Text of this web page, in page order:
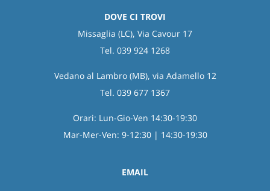
DOVE CI TROVI
Missaglia (LC), Via Cavour 17
Tel. 039 924 1268
Vedano al Lambro (MB), via Adamello 12
Tel. 039 677 1367
Orari: Lun-Gio-Ven 14:30-19:30
Mar-Mer-Ven: 9-12:30 | 14:30-19:30
EMAIL